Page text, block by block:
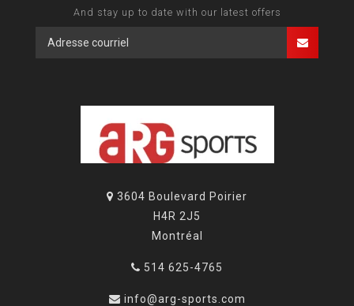
And stay up to date with our latest offers
3604 Boulevard Poirier
H4R 2J5
Montréal
514 625-4765
info@arg-sports.com